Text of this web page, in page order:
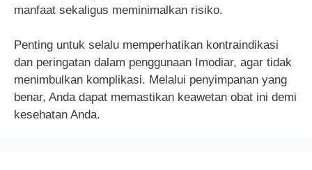
manfaat sekaligus meminimalkan risiko.
Penting untuk selalu memperhatikan kontraindikasi
dan peringatan dalam penggunaan Imodiar, agar tidak
menimbulkan komplikasi. Melalui penyimpanan yang
benar, Anda dapat memastikan keawetan obat ini demi
kesehatan Anda.